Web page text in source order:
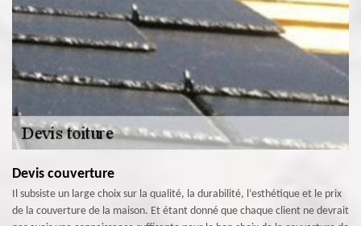
Devis couverture
Il subsiste un large choix sur la qualité, la durabilité, l’esthétique et le prix
de la couverture de la maison. Et étant donné que chaque client ne devrait